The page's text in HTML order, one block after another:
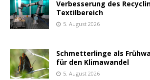
Verbesserung des
Textilbereich
5. August 2026
Schmetterlinge als
für den Klimawandel
5. August 2026